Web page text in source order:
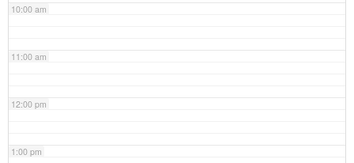
10:00 am
11:00 am
12:00 pm
1:00 pm